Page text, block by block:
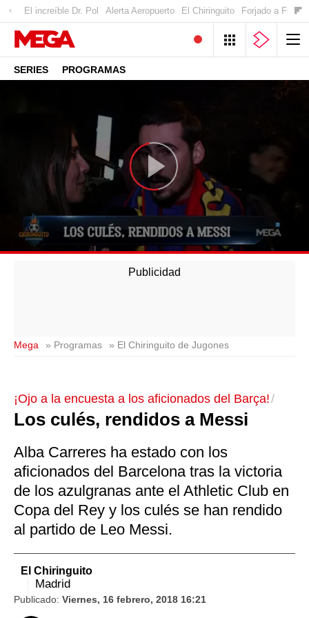
El increíble Dr. Pol Alerta Aeropuerto El Chiringuito Forjado a Fuego
SERIES PROGRAMAS
Mega » Programas » El Chiringuito de Jugones
¡Ojo a la encuesta a los aficionados del Barça!
Los culés, rendidos a Messi
Alba Carreres ha estado con los
aficionados del Barcelona tras la victoria
de los azulgranas ante el Athletic Club en
Copa del Rey y los culés se han rendido
al partido de Leo Messi.
El Chiringuito
Madrid
Publicado: Viernes, 16 febrero, 2018 16:21